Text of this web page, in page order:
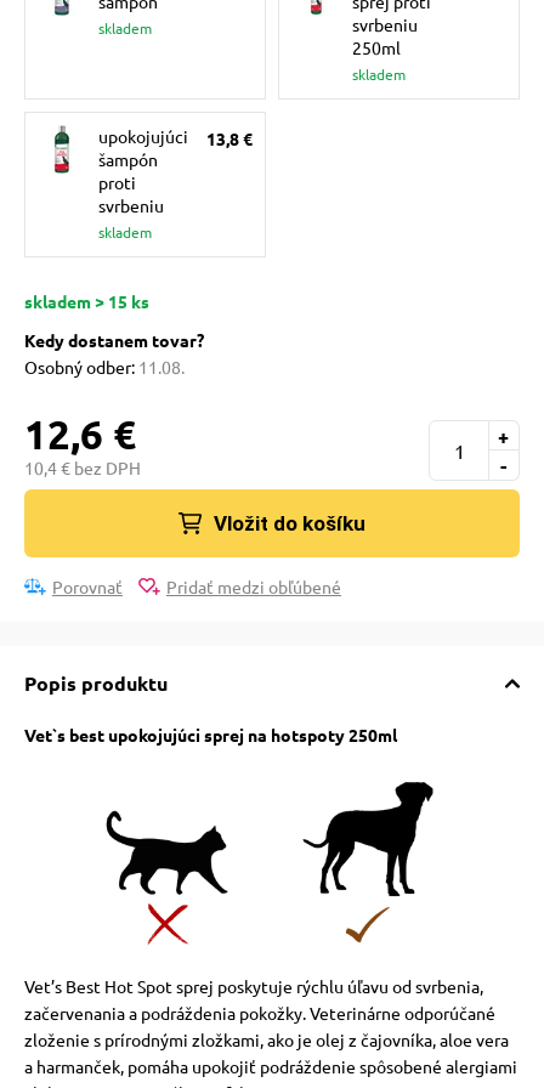
mačky
mačky
podložky
poukazy
skladem
svrbeniu
250ml
skladem
upokojujúci
šampón
proti
svrbeniu
skladem
13,8 €
skladem > 15 ks
Kedy dostanem tovar?
Osobný odber: 11.08.
12,6 €
10,4 € bez DPH -
+
Vložit do košíku
Porovnať Pridať medzi obľúbené
Popis produktu
Vet`s best upokojujúci sprej na hotspoty 250ml
Vet’s Best Hot Spot sprej poskytuje rýchlu úľavu od svrbenia,
začervenania a podráždenia pokožky. Veterinárne odporúčané
zloženie s prírodnými zložkami, ako je olej z čajovníka, aloe vera
a harmanček, pomáha upokojiť podráždenie spôsobené alergiami